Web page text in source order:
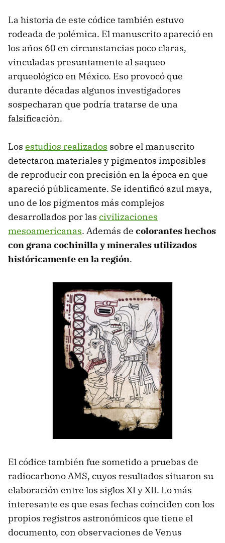
La historia de este códice también estuvo
rodeada de polémica. El manuscrito apareció en
los años 60 en circunstancias poco claras,
vinculadas presuntamente al saqueo
arqueológico en México. Eso provocó que
durante décadas algunos investigadores
sospecharan que podría tratarse de una
falsificación.
Los estudios realizados sobre el manuscrito
detectaron materiales y pigmentos imposibles
de reproducir con precisión en la época en que
apareció públicamente. Se identificó azul maya,
uno de los pigmentos más complejos
desarrollados por las civilizaciones
mesoamericanas. Además de colorantes hechos
con grana cochinilla y minerales utilizados
históricamente en la región.
El códice también fue sometido a pruebas de
radiocarbono AMS, cuyos resultados situaron su
elaboración entre los siglos XI y XII. Lo más
interesante es que esas fechas coinciden con los
propios registros astronómicos que tiene el
documento, con observaciones de Venus